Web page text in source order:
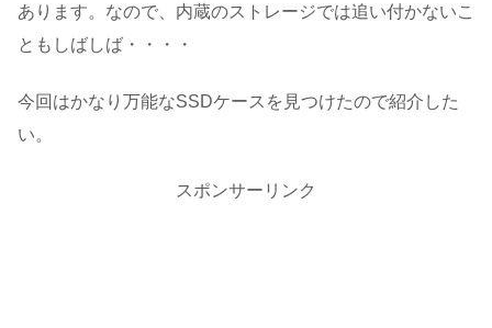
あります。なので、内蔵のストレージでは追い付かないこ
ともしばしば・・・・
今回はかなり万能なSSDケースを見つけたので紹介した
い。
スポンサーリンク